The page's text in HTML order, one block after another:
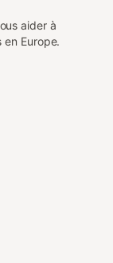
aider à
Europe.